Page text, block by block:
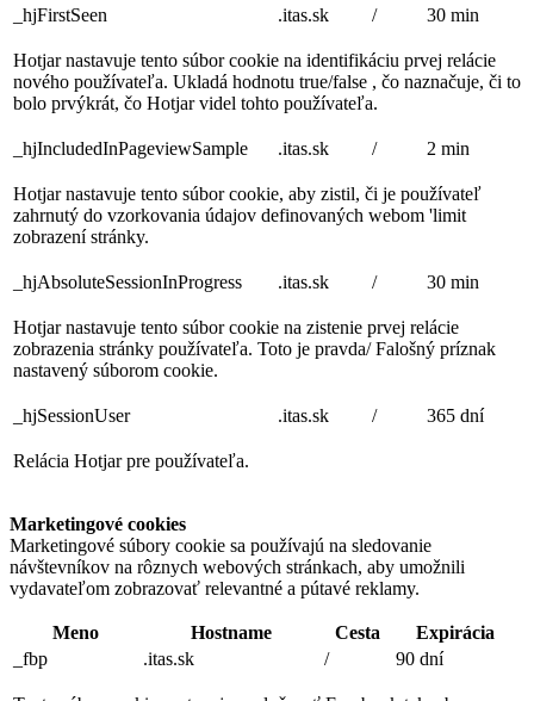
_hjFirstSeen .itas.sk / 30 min
Hotjar nastavuje tento súbor cookie na identifikáciu prvej relácie
nového používateľa. Ukladá hodnotu true/false , čo naznačuje, či to
bolo prvýkrát, čo Hotjar videl tohto používateľa.
_hjIncludedInPageviewSample .itas.sk / 2 min
Hotjar nastavuje tento súbor cookie, aby zistil, či je používateľ
zahrnutý do vzorkovania údajov definovaných webom 'limit
zobrazení stránky.
_hjAbsoluteSessionInProgress .itas.sk / 30 min
Hotjar nastavuje tento súbor cookie na zistenie prvej relácie
zobrazenia stránky používateľa. Toto je pravda/ Falošný príznak
nastavený súborom cookie.
_hjSessionUser .itas.sk / 365 dní
Relácia Hotjar pre používateľa.
Marketingové cookies
Marketingové súbory cookie sa používajú na sledovanie
návštevníkov na rôznych webových stránkach, aby umožnili
vydavateľom zobrazovať relevantné a pútavé reklamy.
Meno Hostname Cesta
Expirácia
_fbp
.itas.sk / 90 dní